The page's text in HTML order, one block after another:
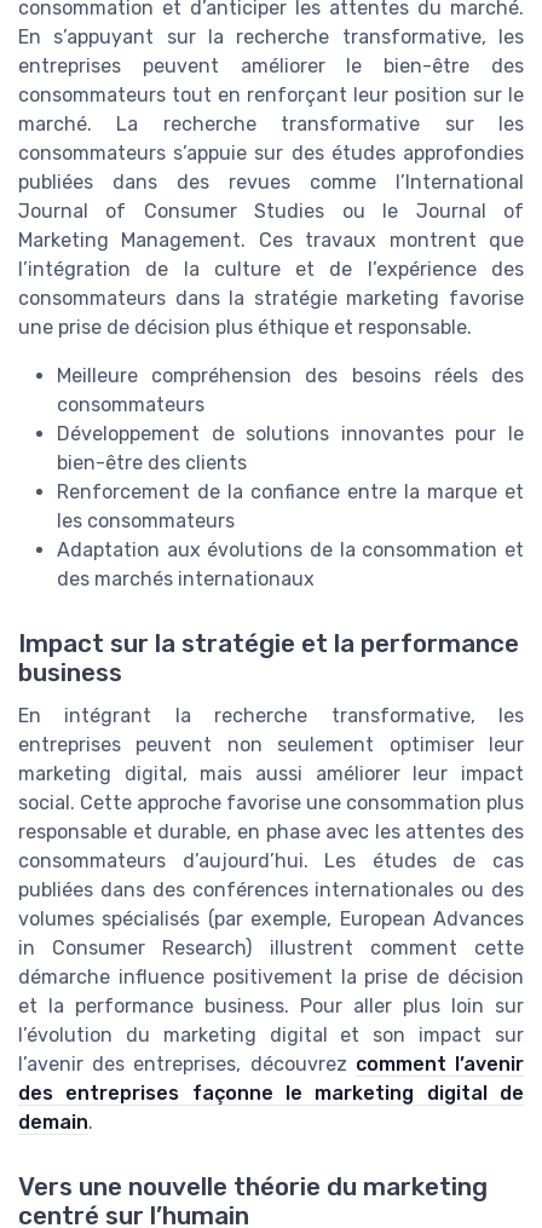
consommation et d’anticiper les attentes du marché.
En s’appuyant sur la recherche transformative, les
entreprises peuvent améliorer le bien-être des
consommateurs tout en renforçant leur position sur le
marché. La recherche transformative sur les
consommateurs s’appuie sur des études approfondies
publiées dans des revues comme l’International
Journal of Consumer Studies ou le Journal of
Marketing Management. Ces travaux montrent que
l’intégration de la culture et de l’expérience des
consommateurs dans la stratégie marketing favorise
une prise de décision plus éthique et responsable.
Meilleure compréhension des besoins réels des
consommateurs
Développement de solutions innovantes pour le
bien-être des clients
Renforcement de la confiance entre la marque et
les consommateurs
Adaptation aux évolutions de la consommation et
des marchés internationaux
Impact sur la stratégie et la performance
business
En intégrant la recherche transformative, les
entreprises peuvent non seulement optimiser leur
marketing digital, mais aussi améliorer leur impact
social. Cette approche favorise une consommation plus
responsable et durable, en phase avec les attentes des
consommateurs d’aujourd’hui. Les études de cas
publiées dans des conférences internationales ou des
volumes spécialisés (par exemple, European Advances
in Consumer Research) illustrent comment cette
démarche influence positivement la prise de décision
et la performance business. Pour aller plus loin sur
l’évolution du marketing digital et son impact sur
l’avenir des entreprises, découvrez comment l’avenir
des entreprises façonne le marketing digital de
demain.
Vers une nouvelle théorie du marketing
centré sur l’humain